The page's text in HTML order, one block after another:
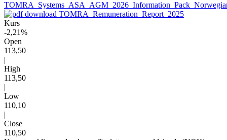
TOMRA_Remuneration_Report_2025
Kurs
-2,21%
Open
113,50
|
High
113,50
|
Low
110,10
|
Close
110,50